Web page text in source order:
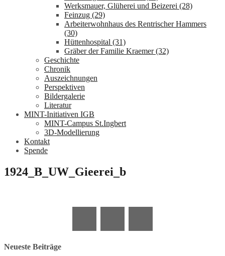
Werksmauer, Glüherei und Beizerei (28)
Feinzug (29)
Arbeiterwohnhaus des Rentrischer Hammers
(30)
Hüttenhospital (31)
Gräber der Familie Kraemer (32)
Geschichte
Chronik
Auszeichnungen
Perspektiven
Bildergalerie
Literatur
MINT-Initiativen IGB
MINT-Campus St.Ingbert
3D-Modellierung
Kontakt
Spende
1924_B_UW_Gieerei_b
Neueste Beiträge